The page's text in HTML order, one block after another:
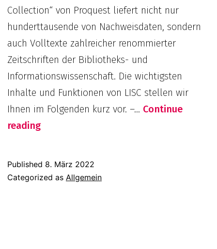
Collection“ von Proquest liefert nicht nur
hunderttausende von Nachweisdaten, sondern
auch Volltexte zahlreicher renommierter
Zeitschriften der Bibliotheks- und
Informationswissenschaft. Die wichtigsten
Inhalte und Funktionen von LISC stellen wir
Ihnen im Folgenden kurz vor. –… Continue
readingNeue
Library
Published 8. März 2022
Categorized as Allgemein